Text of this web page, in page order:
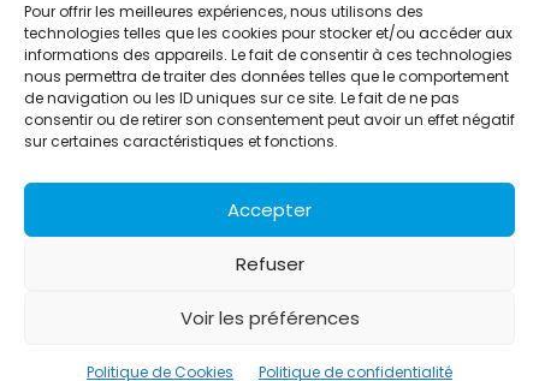
Pour offrir les meilleures expériences, nous utilisons des
technologies telles que les cookies pour stocker et/ou accéder aux
informations des appareils. Le fait de consentir à ces technologies
nous permettra de traiter des données telles que le comportement
de navigation ou les ID uniques sur ce site. Le fait de ne pas
consentir ou de retirer son consentement peut avoir un effet négatif
sur certaines caractéristiques et fonctions.
Accepter
Refuser
Voir les préférences
Politique de Cookies Politique de confidentialité
Alternative Média est une agence de relations presse et de
relations publiques basée à Grenoble. Depuis 1995, elle conçoit et
pilote des stratégies de visibilité en France et à l’international
grâce à un réseau d’agences partenaires.
Contact International
Références